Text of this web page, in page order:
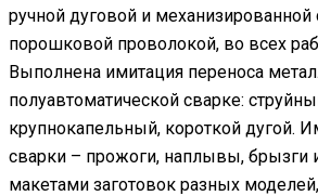
ручной дуговой и механизированной
порошковой проволокой, во всех
Выполнена имитация переноса
полуавтоматической сварке:
крупнокапельный, короткой дугой.
сварки – прожоги, наплывы, брызги
макетами заготовок разных